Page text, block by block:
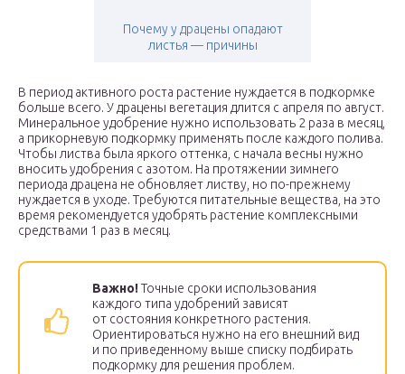
Почему у драцены опадают
листья — причины
В период активного роста растение нуждается в подкормке
больше всего. У драцены вегетация длится с апреля по август.
Минеральное удобрение нужно использовать 2 раза в месяц,
а прикорневую подкормку применять после каждого полива.
Чтобы листва была яркого оттенка, с начала весны нужно
вносить удобрения с азотом. На протяжении зимнего
периода драцена не обновляет листву, но по-прежнему
нуждается в уходе. Требуются питательные вещества, на это
время рекомендуется удобрять растение комплексными
средствами 1 раз в месяц.
Важно!Точные сроки использования
каждого типа удобрений зависят
от состояния конкретного растения.
Ориентироваться нужно на его внешний вид
и по приведенному выше списку подбирать
подкормку для решения проблем.